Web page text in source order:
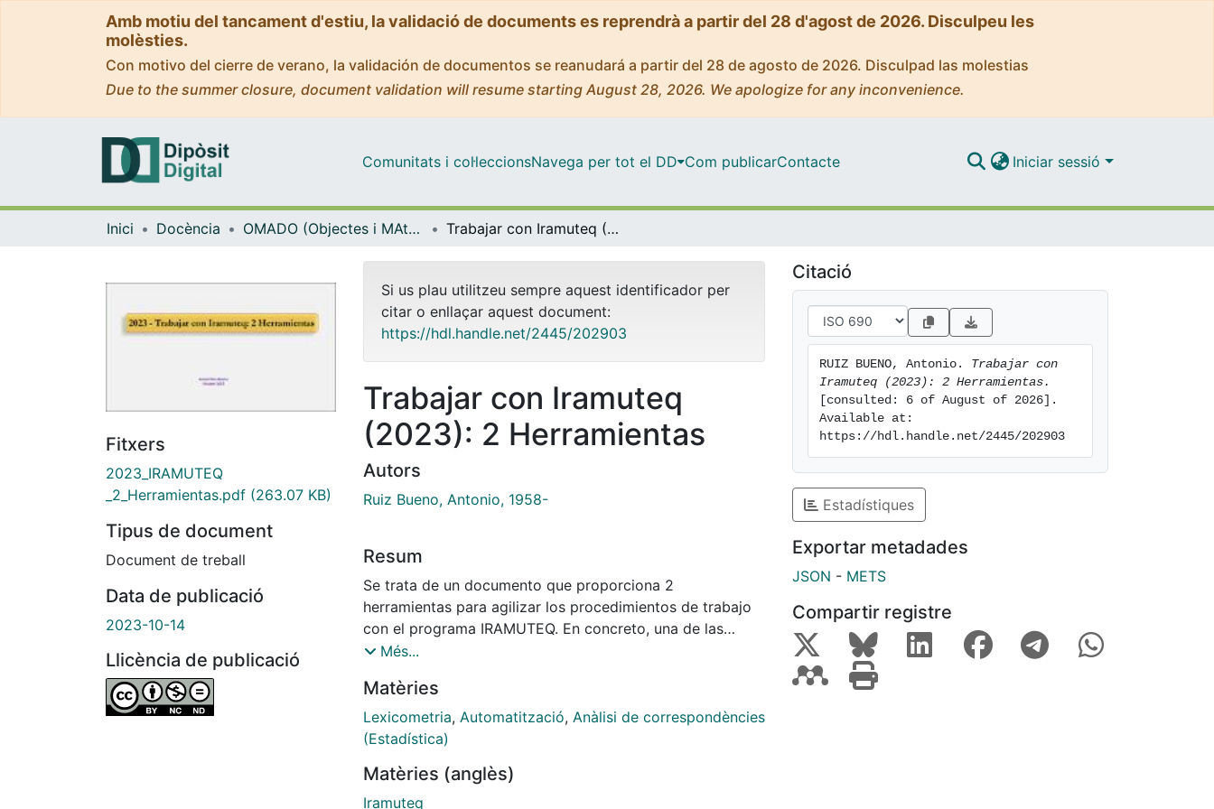
Amb motiu del tancament d'estiu, la validació de documents es reprendrà a partir del 28 d'agost de 2026. Disculpeu les
molèsties.
Con motivo del cierre de verano, la validación de documentos se reanudará a partir del 28 de agosto de 2026. Disculpad las molestias
Due to the summer closure, document validation will resume starting August 28, 2026. We apologize for any inconvenience.
Comunitats i col·leccionsNavega per tot el DD Com publicarContacte Iniciar sessió
Inici Docència OMADO (Objectes i MAterials DOcents) Trabajar con Iramuteq (2023): 2 Herramientas
Fitxers
2023_IRAMUTEQ
_2_Herramientas.pdf (263.07 KB)
Tipus de document
Document de treball
Data de publicació
2023-10-14
Llicència de publicació
Si us plau utilitzeu sempre aquest identificador per
citar o enllaçar aquest document:
https://hdl.handle.net/2445/202903
Trabajar con Iramuteq
(2023): 2 Herramientas
Autors
Ruiz Bueno, Antonio, 1958-
Resum
Se trata de un documento que proporciona 2
herramientas para agilizar los procedimientos de trabajo
con el programa IRAMUTEQ. En concreto, una de las
herramientas es la conversión de un archivo Excel con
consiste en la ejemplificación de cómo opera con otro
idioma distinto a los preinstalados por el programa.
Més...
Matèries
Lexicometria, Automatització, Anàlisi de correspondències
(Estadística)
Matèries (anglès)
Iramuteq
Citació
RUIZ BUENO, Antonio. Trabajar con
Iramuteq (2023): 2 Herramientas.
[consulted: 6 of August of 2026].
Available at:
https://hdl.handle.net/2445/202903
Estadístiques
Exportar metadades
JSON - METS
Compartir registre